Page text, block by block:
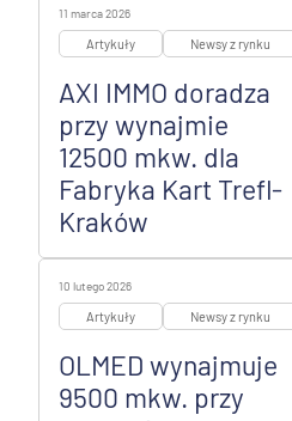
11 marca 2026
Artykuły Newsy z rynku
AXI IMMO doradza
przy wynajmie
12500 mkw. dla
Fabryka Kart Trefl-
Kraków
10 lutego 2026
Artykuły Newsy z rynku
OLMED wynajmuje
9500 mkw. przy